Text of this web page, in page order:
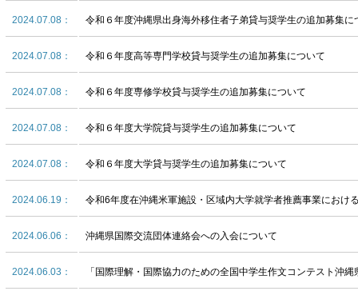
2024.07.08： 令和６年度沖縄県出身海外移住者子弟貸与奨学生の追加募集に
2024.07.08： 令和６年度高等専門学校貸与奨学生の追加募集について
2024.07.08： 令和６年度専修学校貸与奨学生の追加募集について
2024.07.08： 令和６年度大学院貸与奨学生の追加募集について
2024.07.08： 令和６年度大学貸与奨学生の追加募集について
2024.06.19： 令和6年度在沖縄米軍施設・区域内大学就学者推薦事業におけ
2024.06.06： 沖縄県国際交流団体連絡会への入会について
2024.06.03： 「国際理解・国際協力のための全国中学生作文コンテスト沖